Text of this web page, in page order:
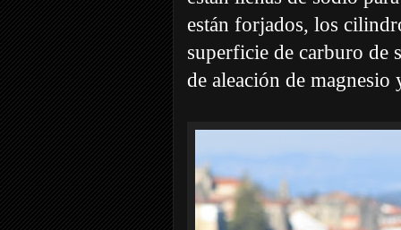
están forjados, los
superficie de carburo de
de aleación de magnesio